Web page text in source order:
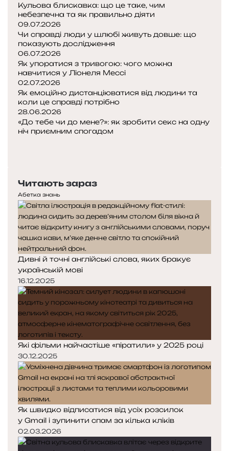
и
в
н
і
с
т
ь
і
н
а
в
і
н
а
в
а
м
Кульова блискавка: що це таке, чим
небезпечна та як правильно діяти
09.07.2026
Чи справді люди у шлюбі живуть довше: що
показують дослідження
06.07.2026
Як упоратися з тривогою: чого можна
навчитися у Ліонеля Мессі
02.07.2026
Як емоційно дистанціюватися від людини та
коли це справді потрібно
28.06.2026
«До тебе чи до мене?»: як зробити секс на одну
ніч приємним спогадом
р
е
д
н
я
с
т
о
р
і
н
к
а
т
у
п
н
а
с
т
о
р
і
н
к
а
Читають зараз
Абетка знань
Дивні й точні англійські слова, яких бракує
українській мові
16.12.2025
Які фільми найчастіше «піратили» у 2025 році
30.12.2025
Як швидко відписатися від усіх розсилок
у Gmail і зупинити спам за кілька кліків
02.03.2026